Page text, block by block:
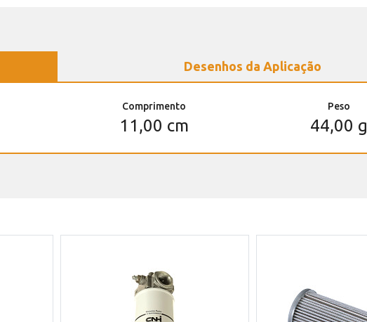
Desenhos da Aplicação
Comprimento
11,00 cm
Peso
44,00 g